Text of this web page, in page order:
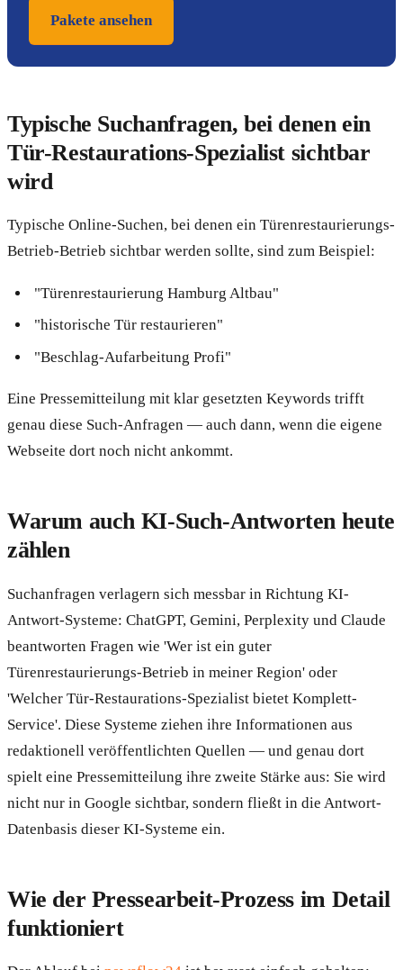
Pakete ansehen
Typische Suchanfragen, bei denen ein
Tür-Restaurations-Spezialist sichtbar
wird
Typische Online-Suchen, bei denen ein Türenrestaurierungs-
Betrieb-Betrieb sichtbar werden sollte, sind zum Beispiel:
"Türenrestaurierung Hamburg Altbau"
"historische Tür restaurieren"
"Beschlag-Aufarbeitung Profi"
Eine Pressemitteilung mit klar gesetzten Keywords trifft
genau diese Such-Anfragen — auch dann, wenn die eigene
Webseite dort noch nicht ankommt.
Warum auch KI-Such-Antworten heute
zählen
Suchanfragen verlagern sich messbar in Richtung KI-
Antwort-Systeme: ChatGPT, Gemini, Perplexity und Claude
beantworten Fragen wie 'Wer ist ein guter
Türenrestaurierungs-Betrieb in meiner Region' oder
'Welcher Tür-Restaurations-Spezialist bietet Komplett-
Service'. Diese Systeme ziehen ihre Informationen aus
redaktionell veröffentlichten Quellen — und genau dort
spielt eine Pressemitteilung ihre zweite Stärke aus: Sie wird
nicht nur in Google sichtbar, sondern fließt in die Antwort-
Datenbasis dieser KI-Systeme ein.
Wie der Pressearbeit-Prozess im Detail
funktioniert